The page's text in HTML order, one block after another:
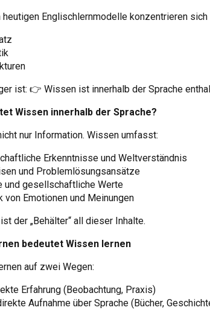
Englischlernmodelle konzentrieren sich
ist: 👉 Wissen ist innerhalb der Sprache
Wissen innerhalb der Sprache?
nur Information. Wissen umfasst:
Erkenntnisse und Weltverständnis
und Problemlösungsansätze
und gesellschaftliche Werte
von Emotionen und Meinungen
der „Behälter“ all dieser Inhalte.
bedeutet Wissen lernen
auf zwei Wegen:
Erfahrung (Beobachtung, Praxis)
Aufnahme über Sprache (Bücher,